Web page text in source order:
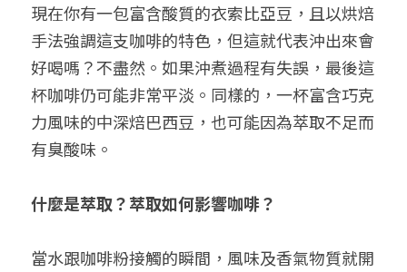
現在你有一包富含酸質的衣索比亞豆，且以烘焙
手法強調這支咖啡的特色，但這就代表沖出來會
好喝嗎？不盡然。如果沖煮過程有失誤，最後這
杯咖啡仍可能非常平淡。同樣的，一杯富含巧克
力風味的中深焙巴西豆，也可能因為萃取不足而
有臭酸味。
什麼是萃取？萃取如何影響咖啡？
當水跟咖啡粉接觸的瞬間，風味及香氣物質就開